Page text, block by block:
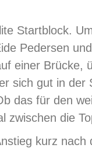
Startblock.
Pedersen
einer Brücke,
sich gut in der
das für den
die
kurz